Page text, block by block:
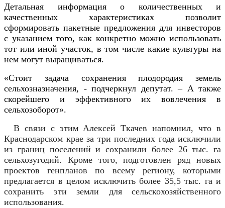
Детальная информация о количественных и
качественных характеристиках позволит
сформировать пакетные предложения для инвесторов
с указанием того, как конкретно можно использовать
тот или иной участок, в том числе какие культуры на
нем могут выращиваться.
«Стоит задача сохранения плодородия земель
сельхозназначения, - подчеркнул депутат. – А также
скорейшего и эффективного их вовлечения в
сельхозоборот».
В связи с этим Алексей Ткачев напомнил, что в
Краснодарском крае за три последних года исключили
из границ поселений и сохранили более 26 тыс. га
сельхозугодий. Кроме того, подготовлен ряд новых
проектов генпланов по всему региону, которыми
предлагается в целом исключить более 35,5 тыс. га и
сохранить эти земли для сельскохозяйственного
использования.